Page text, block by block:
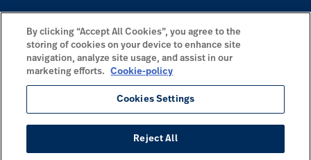
By clicking “Accept All Cookies”, you agree to the
storing of cookies on your device to enhance site
navigation, analyze site usage, and assist in our
marketing efforts.
Cookie-policy
Cookies Settings
Reject All